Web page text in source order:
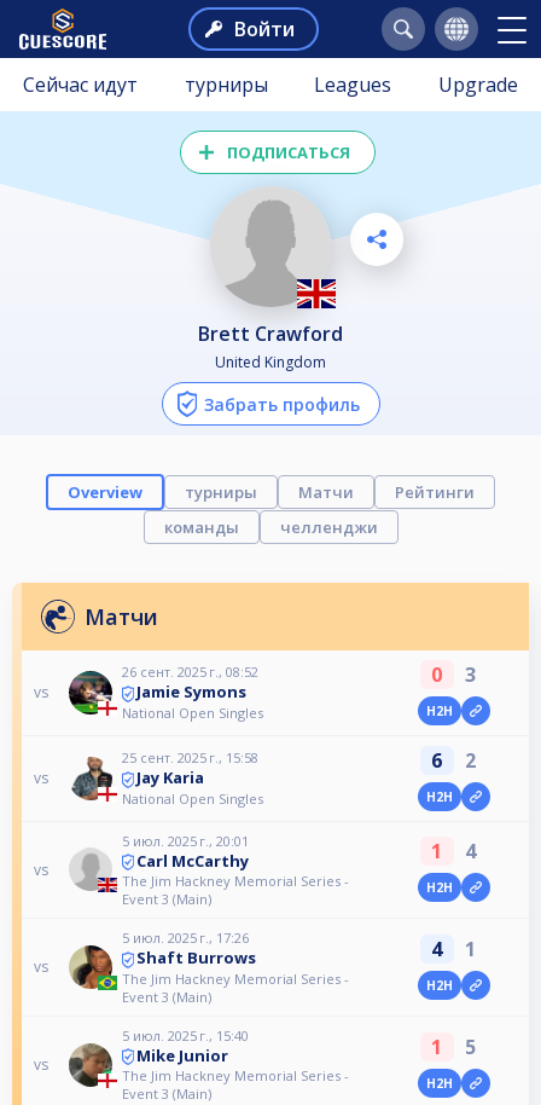
Войти
Сейчас идут турниры Leagues Upgrade
ПОДПИСАТЬСЯ
Brett Crawford
United Kingdom
Забрать профиль
Overview турниры Матчи
Рейтинги
команды
челленджи
Матчи
vs
26 сент. 2025 г., 08:52
Jamie Symons
National Open Singles
0 3
H2H
vs
25 сент. 2025 г., 15:58
Jay Karia
National Open Singles
6 2
H2H
vs
5 июл. 2025 г., 20:01
Carl McCarthy
The Jim Hackney Memorial Series -
Event 3 (Main)
1 4
H2H
vs
5 июл. 2025 г., 17:26
Shaft Burrows
The Jim Hackney Memorial Series -
Event 3 (Main)
4 1
H2H
vs
5 июл. 2025 г., 15:40
Mike Junior
The Jim Hackney Memorial Series -
Event 3 (Main)
1 5
H2H